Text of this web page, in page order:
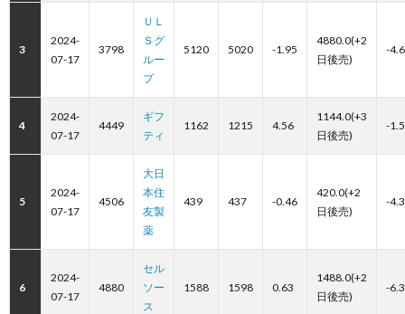
3
2024-
07-17
3798
ＵＬ
Ｓグ
ルー
プ
5120 5020 -1.95
4880.0(+2
日後売)
-
4
2024-
07-17
4449
ギフ
ティ
1162 1215 4.56
1144.0(+3
日後売)
-
5
2024-
07-17
4506
大日
本住
友製
薬
439 437 -0.46
420.0(+2
日後売)
-
6
2024-
07-17
4880
セル
ソー
ス
1588 1598 0.63
1488.0(+2
日後売)
-